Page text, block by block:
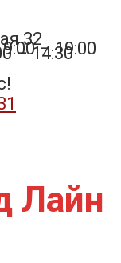
32– 19:00
– 14:30
Лайн